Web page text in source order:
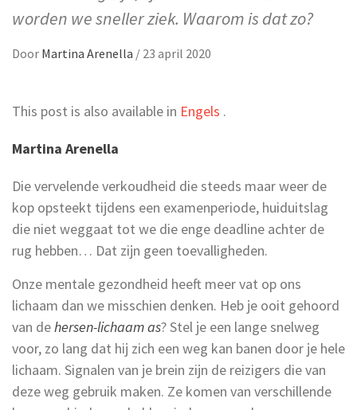
worden we sneller ziek. Waarom is dat zo?
Door Martina Arenella / 23 april 2020
This post is also available in Engels .
Martina Arenella
Die vervelende verkoudheid die steeds maar weer de
kop opsteekt tijdens een examenperiode, huiduitslag
die niet weggaat tot we die enge deadline achter de
rug hebben… Dat zijn geen toevalligheden.
Onze mentale gezondheid heeft meer vat op ons
lichaam dan we misschien denken. Heb je ooit gehoord
van dehersen-lichaam as? Stel je een lange snelweg
voor, zo lang dat hij zich een weg kan banen door je hele
lichaam. Signalen van je brein zijn de reizigers die van
deze weg gebruik maken. Ze komen van verschillende